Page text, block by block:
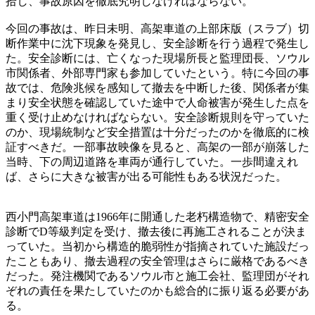
今回の事故は、昨日未明、高架車道の上部床版（スラブ）切
断作業中に沈下現象を発見し、安全診断を行う過程で発生し
た。安全診断には、亡くなった現場所長と監理団長、ソウル
市関係者、外部専門家も参加していたという。特に今回の事
故では、危険兆候を感知して撤去を中断した後、関係者が集
まり安全状態を確認していた途中で人命被害が発生した点を
重く受け止めなければならない。安全診断規則を守っていた
のか、現場統制など安全措置は十分だったのかを徹底的に検
証すべきだ。一部事故映像を見ると、高架の一部が崩落した
当時、下の周辺道路を車両が通行していた。一歩間違えれ
ば、さらに大きな被害が出る可能性もある状況だった。
西小門高架車道は1966年に開通した老朽構造物で、精密安全
診断でD等級判定を受け、撤去後に再施工されることが決ま
っていた。当初から構造的脆弱性が指摘されていた施設だっ
たこともあり、撤去過程の安全管理はさらに厳格であるべき
だった。発注機関であるソウル市と施工会社、監理団がそれ
ぞれの責任を果たしていたのかも総合的に振り返る必要があ
る。